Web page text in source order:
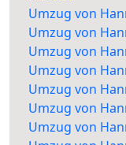
Umzug von
Umzug von
Umzug von
Umzug von
Umzug von
Umzug von
Umzug von